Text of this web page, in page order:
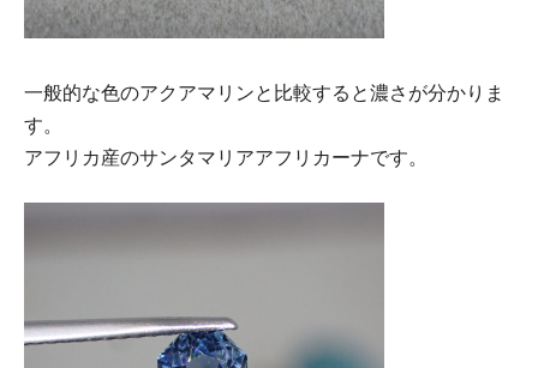
一般的な色のアクアマリンと比較すると濃さが分かりま
す。
アフリカ産のサンタマリアアフリカーナです。